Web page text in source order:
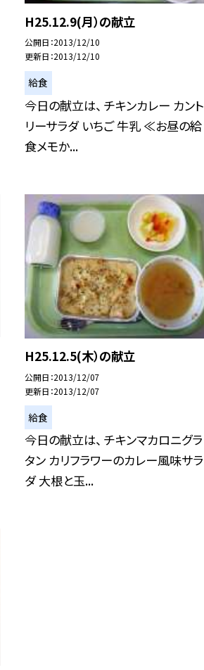
H25.12.9(月）の献立
公開日 2013/12/10
更新日 2013/12/10
給食
今日の献立は、 チキンカレー カント
リーサラダ いちご 牛乳 ≪お昼の給
食メモか...
H25.12.5(木）の献立
公開日 2013/12/07
更新日 2013/12/07
給食
今日の献立は、 チキンマカロニグラ
タン カリフラワーのカレー風味サラ
ダ 大根と玉...